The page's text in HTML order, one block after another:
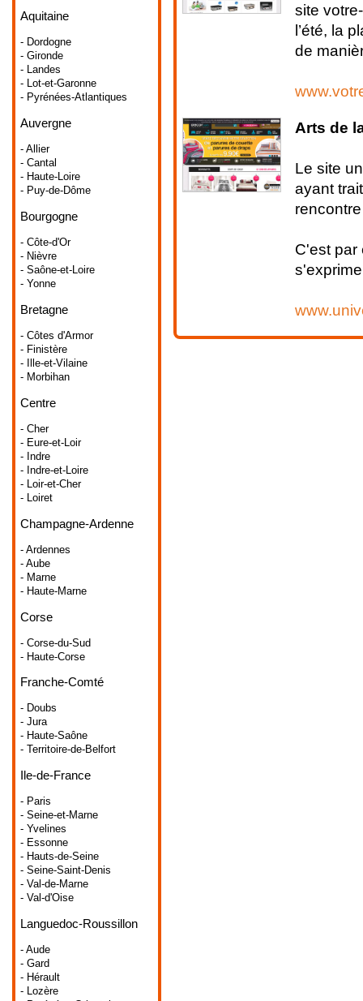
Aquitaine
- Dordogne
- Gironde
- Landes
- Lot-et-Garonne
- Pyrénées-Atlantiques
Auvergne
- Allier
- Cantal
- Haute-Loire
- Puy-de-Dôme
Bourgogne
- Côte-d'Or
- Nièvre
- Saône-et-Loire
- Yonne
Bretagne
- Côtes d'Armor
- Finistère
- Ille-et-Vilaine
- Morbihan
Centre
- Cher
- Eure-et-Loir
- Indre
- Indre-et-Loire
- Loir-et-Cher
- Loiret
Champagne-Ardenne
- Ardennes
- Aube
- Marne
- Haute-Marne
Corse
- Corse-du-Sud
- Haute-Corse
Franche-Comté
- Doubs
- Jura
- Haute-Saône
- Territoire-de-Belfort
Ile-de-France
- Paris
- Seine-et-Marne
- Yvelines
- Essonne
- Hauts-de-Seine
- Seine-Saint-Denis
- Val-de-Marne
- Val-d'Oise
Languedoc-Roussillon
- Aude
- Gard
- Hérault
- Lozère
site
l’été, la
de
Arts de
Le site
ayant
C'est par